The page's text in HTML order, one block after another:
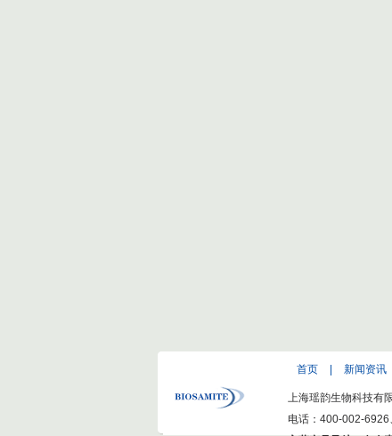
首页 新闻资讯
上海瑶韵生物科技有
电话：400-002-